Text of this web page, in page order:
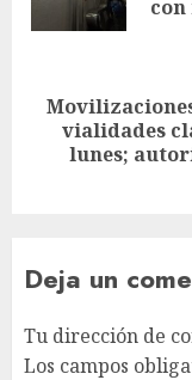
con
Next
post:
vialidades
lunes;
Deja un
Tu dirección de
Los campos